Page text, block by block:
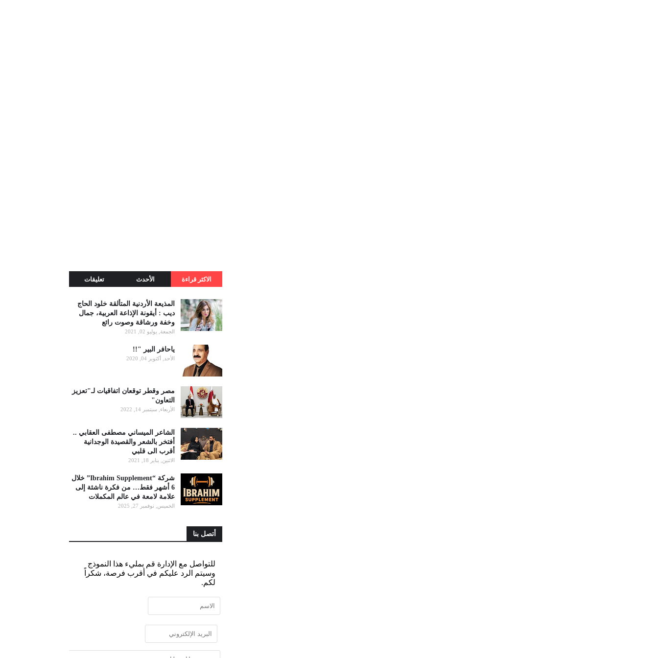
الاكثر قراءة الأحدث تعليقات
المذيعة الأردنية المتألقة خلود الحاج
ديب : أيقونة الإذاعة العربية، جمال
وخفة ورشاقة وصوت رائع
الجمعة, يوليو 02, 2021
ياحافر البير "!!
الأحد, أكتوبر 04, 2020
مصر وقطر توقعان اتفاقيات لـ"تعزيز
التعاون"
الأربعاء, سبتمبر 14, 2022
الشاعر الميساني مصطفى العقابي ..
أفتخر بالشعر والقصيدة الوجدانية
أقرب الى قلبي
الاثنين, يناير 18, 2021
شركة “Ibrahim Supplement” خلال
6 أشهر فقط… من فكرة ناشئة إلى
علامة لامعة في عالم المكملات
الخميس, نوفمبر 27, 2025
أتصل بنا
للتواصل مع الإدارة قم بمليء هذا النموذج
وسيتم الرد عليكم في أقرب فرصة، شكراً
لكم.